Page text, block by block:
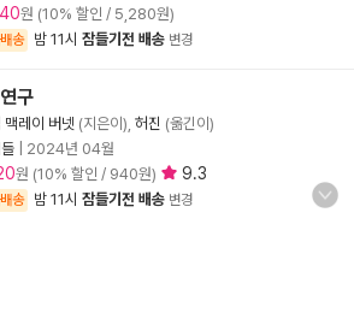
원 (10% 할인 / 5,280원)
송 밤 11시 잠들기전 배송 변경
구
맥레이 버넷 (지은이), 허진 (옮긴이)
2024년 04월
원 (10% 할인 / 940원) 9.3
송 밤 11시 잠들기전 배송 변경